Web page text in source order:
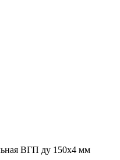
ВГП ду 150х4 мм